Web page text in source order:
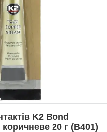
K2 Bond
20 г (B401)